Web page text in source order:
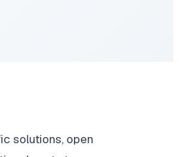
solutions, open